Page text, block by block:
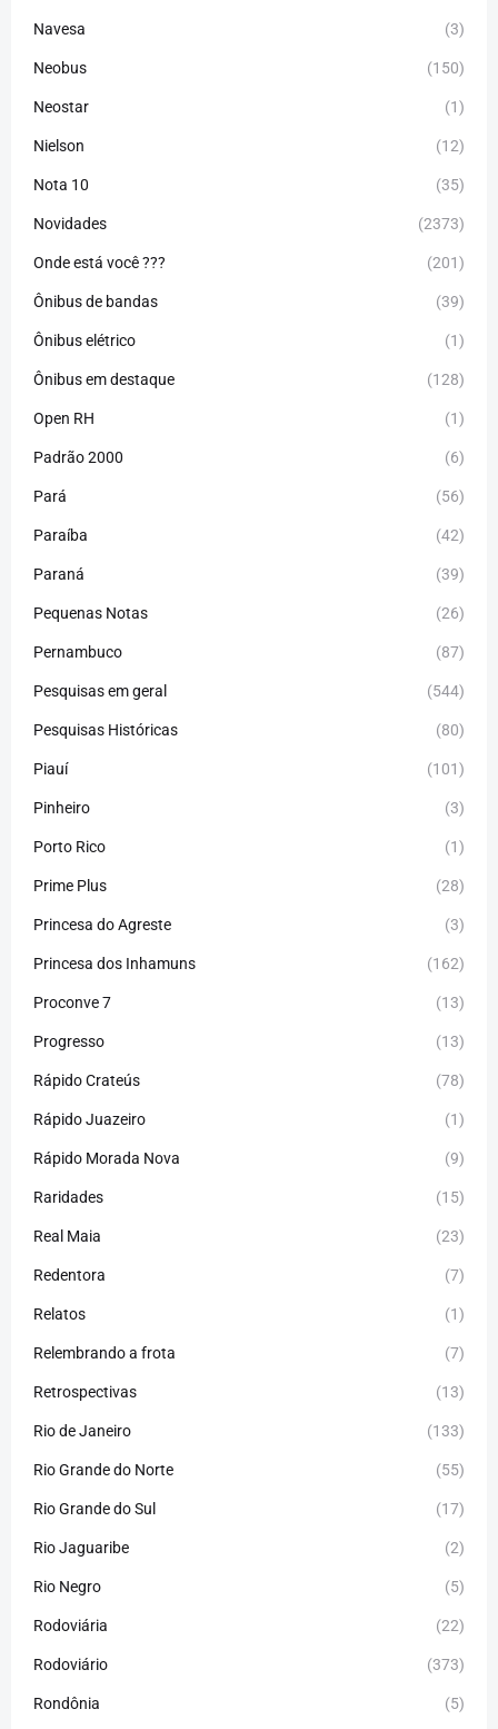
Navesa (3)
Neobus (150)
Neostar (1)
Nielson (12)
Nota 10 (35)
Novidades (2373)
Onde está você ??? (201)
Ônibus de bandas (39)
Ônibus elétrico (1)
Ônibus em destaque (128)
Open RH (1)
Padrão 2000 (6)
Pará (56)
Paraíba (42)
Paraná (39)
Pequenas Notas (26)
Pernambuco (87)
Pesquisas em geral (544)
Pesquisas Históricas (80)
Piauí (101)
Pinheiro (3)
Porto Rico (1)
Prime Plus (28)
Princesa do Agreste (3)
Princesa dos Inhamuns (162)
Proconve 7 (13)
Progresso (13)
Rápido Crateús (78)
Rápido Juazeiro (1)
Rápido Morada Nova (9)
Raridades (15)
Real Maia (23)
Redentora (7)
Relatos (1)
Relembrando a frota (7)
Retrospectivas (13)
Rio de Janeiro (133)
Rio Grande do Norte (55)
Rio Grande do Sul (17)
Rio Jaguaribe (2)
Rio Negro (5)
Rodoviária (22)
Rodoviário (373)
Rondônia (5)